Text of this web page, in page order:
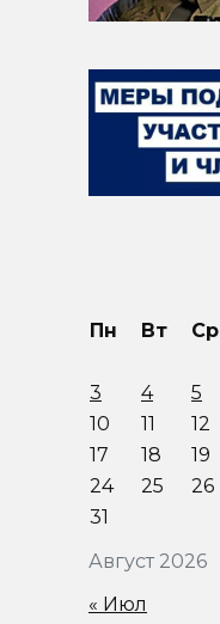
Август 2026
Пн Вт Ср
3
4 5
10
11 12
17
18 19
24
25 26
31
« Июл